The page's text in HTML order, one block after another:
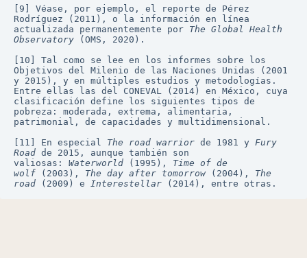
[9] Véase, por ejemplo, el reporte de Pérez
Rodríguez (2011), o la información en línea
actualizada permanentemente por The Global Health
Observatory (OMS, 2020).
[10] Tal como se lee en los informes sobre los
Objetivos del Milenio de las Naciones Unidas (2001
y 2015), y en múltiples estudios y metodologías.
Entre ellas las del CONEVAL (2014) en México, cuya
clasificación define los siguientes tipos de
pobreza: moderada, extrema, alimentaria,
patrimonial, de capacidades y multidimensional.
[11] En especial The road warrior de 1981 y Fury
Road de 2015, aunque también son
valiosas: Waterworld (1995), Time of de
wolf (2003), The day after tomorrow (2004), The
road (2009) e Interestellar (2014), entre otras.